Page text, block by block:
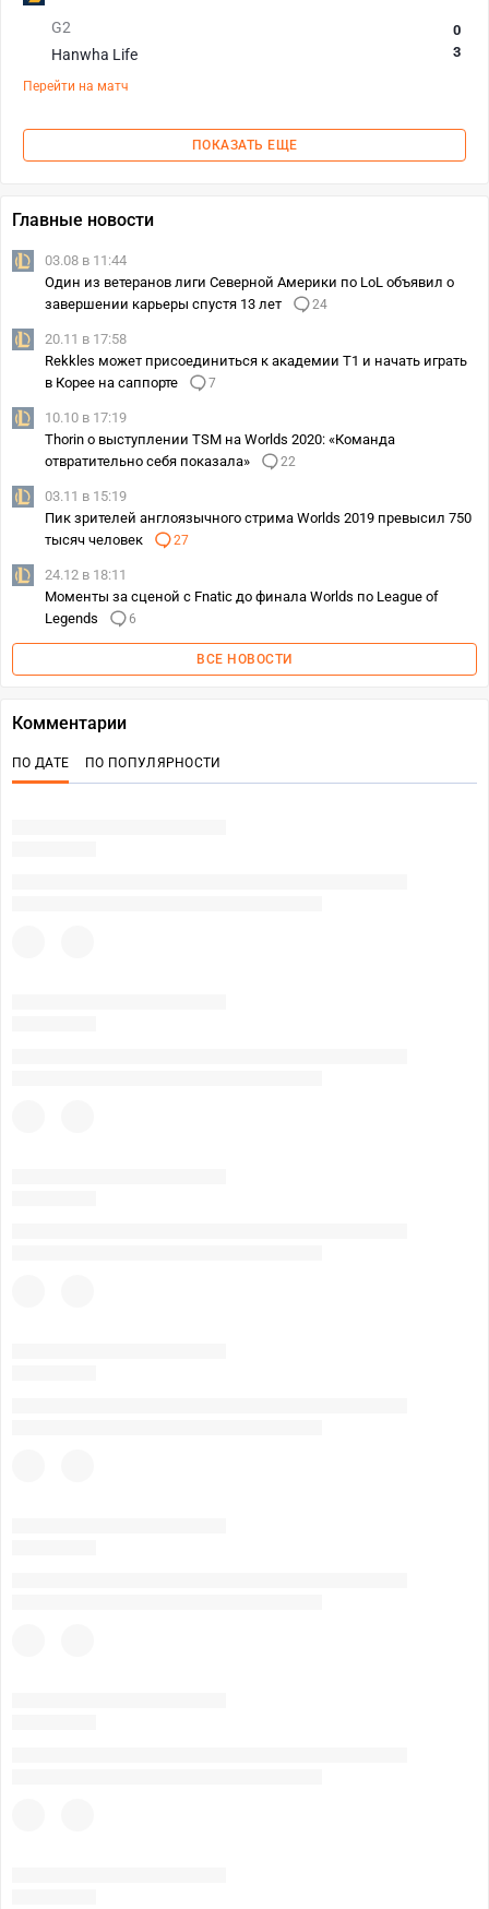
G2
Hanwha Life
0
3
Перейти на матч
ПОКАЗАТЬ ЕЩЕ
Главные новости
03.08 в 11:44
Один из ветеранов лиги Северной Америки по LoL объявил о
завершении карьеры спустя 13 лет
24
20.11 в 17:58
Rekkles может присоединиться к академии T1 и начать играть
в Корее на саппорте
7
10.10 в 17:19
Thorin о выступлении TSM на Worlds 2020: «Команда
отвратительно себя показала»
22
03.11 в 15:19
Пик зрителей англоязычного стрима Worlds 2019 превысил 750
тысяч человек
27
24.12 в 18:11
Моменты за сценой с Fnatic до финала Worlds по League of
Legends
6
ВСЕ НОВОСТИ
Комментарии
ПО ДАТЕ ПО ПОПУЛЯРНОСТИ